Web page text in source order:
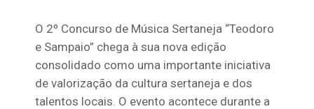
O 2º Concurso de Música Sertaneja “Teodoro
e Sampaio” chega à sua nova edição
consolidado como uma importante iniciativa
de valorização da cultura sertaneja e dos
talentos locais. O evento acontece durante a